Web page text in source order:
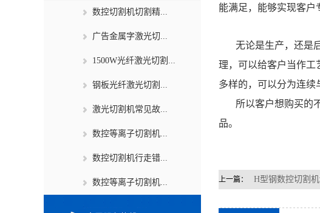
数控切割机切割精...
广告金属字激光切...
1500W光纤激光切割...
钢板光纤激光切割...
激光切割机常见故...
数控等离子切割机...
数控切割机行走错...
数控等离子切割机...
能满足，能够实现客户
无论是生产，还是后
理，可以给客户当作工
多样的，可以分为连续
所以客户想购买的不
品。
上一篇： H型钢数控切割